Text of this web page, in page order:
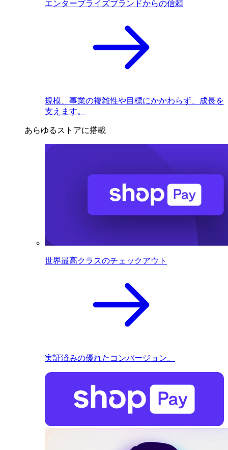
エンタープライズブランドからの信頼
規模、事業の複雑性や目標にかかわらず、成長を
支えます。
あらゆるストアに搭載
世界最高クラスのチェックアウト
実証済みの優れたコンバージョン。